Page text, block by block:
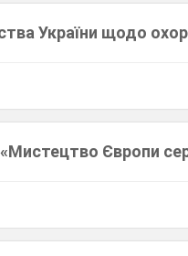
України щодо
Європи